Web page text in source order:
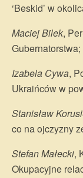
‘Beskid’ w
Maciej Bilek,
Gubernatorstwa;
Izabela Cywa,
Ukraińców w
Stanisław
co na ojczyzny
Stefan Małecki,
Okupacyjne